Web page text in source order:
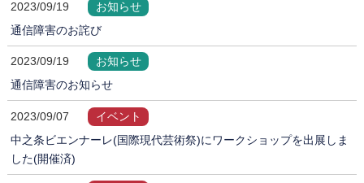
2023/09/19
お知らせ
通信障害のお詫び
2023/09/19
お知らせ
通信障害のお知らせ
2023/09/07
イベント
中之条ビエンナーレ(国際現代芸術祭)にワークショップを出展しま
した(開催済)